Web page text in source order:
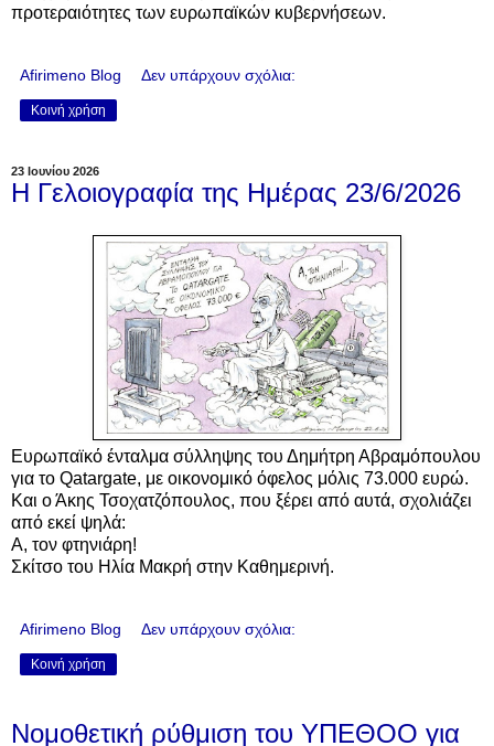
προτεραιότητες των ευρωπαϊκών κυβερνήσεων.
Afirimeno Blog Δεν υπάρχουν σχόλια:
Κοινή χρήση
23 Ιουνίου 2026
Η Γελοιογραφία της Ημέρας 23/6/2026
Ευρωπαϊκό ένταλμα σύλληψης του Δημήτρη Αβραμόπουλου
για το Qatargate, με οικονομικό όφελος μόλις 73.000 ευρώ.
Και ο Άκης Τσοχατζόπουλος, που ξέρει από αυτά, σχολιάζει
από εκεί ψηλά:
Α, τον φτηνιάρη!
Σκίτσο του Ηλία Μακρή στην Καθημερινή.
Afirimeno Blog Δεν υπάρχουν σχόλια:
Κοινή χρήση
Νομοθετική ρύθμιση του ΥΠΕΘΟΟ για